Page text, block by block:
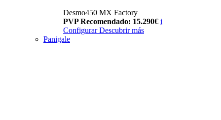
Desmo450 MX Factory
PVP Recomendado: 15.290€ i
Configurar Descubrir más
Panigale